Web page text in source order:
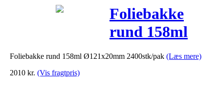
Foliebakke
rund 158ml
Ø121x20mm
Foliebakke rund 158ml Ø121x20mm 2400stk/pak (Læs mere)
2010 kr. (Vis fragtpris)